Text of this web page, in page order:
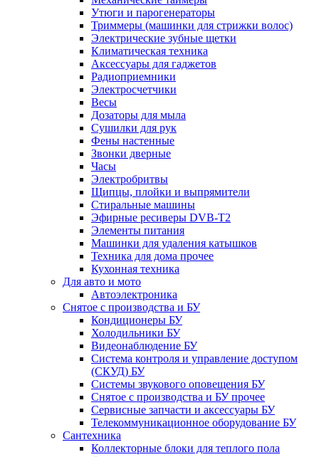
Утюги и парогенераторы
Триммеры (машинки для стрижки волос)
Электрические зубные щетки
Климатическая техника
Аксессуары для гаджетов
Радиоприемники
Электросчетчики
Весы
Дозаторы для мыла
Сушилки для рук
Фены настенные
Звонки дверные
Часы
Электробритвы
Щипцы, плойки и выпрямители
Стиральные машины
Эфирные ресиверы DVB-T2
Элементы питания
Машинки для удаления катышков
Техника для дома прочее
Кухонная техника
Для авто и мото
Автоэлектроника
Снятое с производства и БУ
Кондиционеры БУ
Холодильники БУ
Видеонаблюдение БУ
Система контроля и управление доступом
(СКУД) БУ
Системы звукового оповещения БУ
Снятое с производства и БУ прочее
Сервисные запчасти и аксессуары БУ
Телекоммуникационное оборудование БУ
Сантехника
Коллекторные блоки для теплого пола